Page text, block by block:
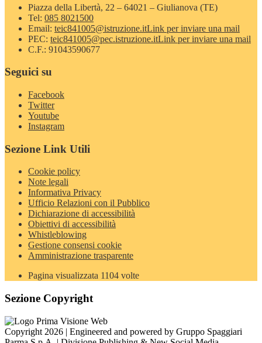
Piazza della Libertà, 22 – 64021 – Giulianova (TE)
Tel: 085 8021500
Email: teic841005@istruzione.itLink per inviare una mail
PEC: teic841005@pec.istruzione.itLink per inviare una mail
C.F.: 91043590677
Seguici su
Facebook
Twitter
Youtube
Instagram
Sezione Link Utili
Cookie policy
Note legali
Informativa Privacy
Ufficio Relazioni con il Pubblico
Dichiarazione di accessibilità
Obiettivi di accessibilità
Whistleblowing
Gestione consensi cookie
Amministrazione trasparente
Pagina visualizzata 1104 volte
Sezione Copyright
Copyright 2026 | Engineered and powered by Gruppo Spaggiari